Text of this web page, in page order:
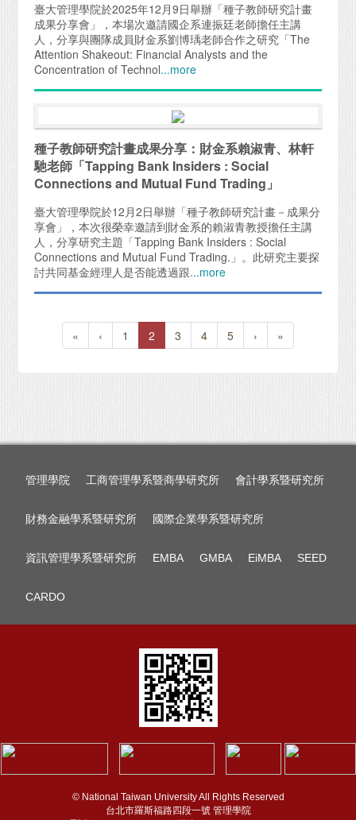
臺大管理學院於2025年12月9日舉辦「種子教師研究計畫
成果分享會」，本場次邀請國企系連振廷老師擔任主講
人，分享與團隊成員財金系劉博瑀老師合作之研究「The
Attention Shakeout: Financial Analysts and the
Concentration of Technol...more
種子教師研究計畫成果分享：財金系賴淑青、林軒
馳老師「Tapping Bank Insiders : Social
Connections and Mutual Fund Trading」
臺大管理學院於12月2日舉辦「種子教師研究計畫－成果分
享會」，本次很榮幸邀請到財金系的賴淑青教授擔任主講
人，分享研究主題「Tapping Bank Insiders : Social
Connections and Mutual Fund Trading.」。此研究主要探
討共同基金經理人是否能透過跟...more
« ‹ 1 2 3 4 5 › »
管理學院 工商管理學系暨商學研究所 會計學系暨研究所
財務金融學系暨研究所 國際企業學系暨研究所
資訊管理學系暨研究所 EMBA GMBA EiMBA SEED
CARDO
© National Taiwan University All Rights Reserved
台北市羅斯福路四段一號 管理學院